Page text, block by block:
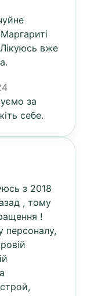
Лікуюсь вже
за
себе.
з 2018
, тому
!